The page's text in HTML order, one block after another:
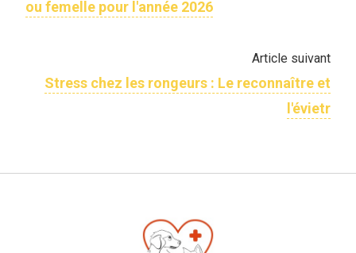
ou femelle pour l'année 2026
Article suivant
Stress chez les rongeurs : Le reconnaître et
l'évietr